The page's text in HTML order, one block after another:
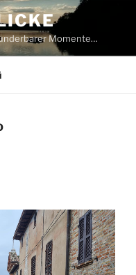
Momente…